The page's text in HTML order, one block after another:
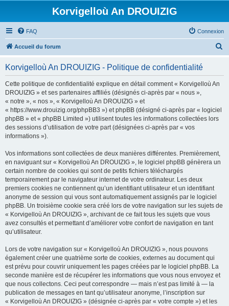
Korvigelloù An DROUIZIG
FAQ Connexion
Accueil du forum
Korvigelloù An DROUIZIG - Politique de confidentialité
Cette politique de confidentialité explique en détail comment « Korvigelloù An
DROUIZIG » et ses partenaires affiliés (désignés ci-après par « nous »,
« notre », « nos », « Korvigelloù An DROUIZIG » et
« https://www.drouizig.org/phpBB3 ») et phpBB (désigné ci-après par « logiciel
phpBB » et « phpBB Limited ») utilisent toutes les informations collectées lors
des sessions d’utilisation de votre part (désignées ci-après par « vos
informations »).
Vos informations sont collectées de deux manières différentes. Premièrement,
en naviguant sur « Korvigelloù An DROUIZIG », le logiciel phpBB génèrera un
certain nombre de cookies qui sont de petits fichiers téléchargés
temporairement par le navigateur internet de votre ordinateur. Les deux
premiers cookies ne contiennent qu’un identifiant utilisateur et un identifiant
anonyme de session qui vous sont automatiquement assignés par le logiciel
phpBB. Un troisième cookie sera créé lors de votre navigation sur les sujets de
« Korvigelloù An DROUIZIG », archivant de ce fait tous les sujets que vous
avez consultés et permettant d’améliorer votre confort de navigation en tant
qu’utilisateur.
Lors de votre navigation sur « Korvigelloù An DROUIZIG », nous pouvons
également créer une quatrième sorte de cookies, externes au document qui
est prévu pour couvrir uniquement les pages créées par le logiciel phpBB. La
seconde manière est de récupérer les informations que vous nous envoyez et
que nous collectons. Ceci peut correspondre — mais n’est pas limité à — la
publication de messages en tant qu’utilisateur anonyme, l’inscription sur
« Korvigelloù An DROUIZIG » (désignée ci-après par « votre compte ») et les